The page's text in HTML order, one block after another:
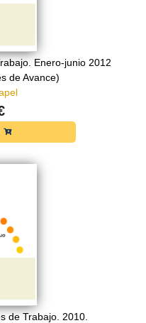
Enero-junio 2012
de Avance)
de Trabajo. 2010.